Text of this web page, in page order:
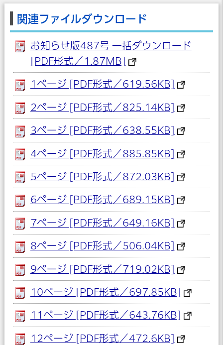
関連ファイルダウンロード
お知らせ版487号 一括ダウンロード
[PDF形式／1.87MB]
1ページ [PDF形式／619.56KB]
2ページ [PDF形式／825.14KB]
3ページ [PDF形式／638.55KB]
4ページ [PDF形式／885.85KB]
5ページ [PDF形式／872.03KB]
6ページ [PDF形式／689.15KB]
7ページ [PDF形式／649.16KB]
8ページ [PDF形式／506.04KB]
9ページ [PDF形式／719.02KB]
10ページ [PDF形式／697.85KB]
11ページ [PDF形式／643.76KB]
12ページ [PDF形式／472.6KB]